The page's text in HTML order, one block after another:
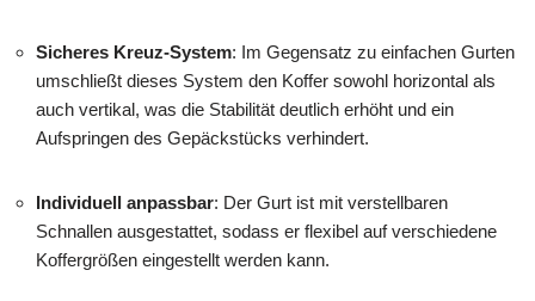
Sicheres Kreuz-System: Im Gegensatz zu einfachen Gurten
umschließt dieses System den Koffer sowohl horizontal als
auch vertikal, was die Stabilität deutlich erhöht und ein
Aufspringen des Gepäckstücks verhindert.
Individuell anpassbar: Der Gurt ist mit verstellbaren
Schnallen ausgestattet, sodass er flexibel auf verschiedene
Koffergrößen eingestellt werden kann.